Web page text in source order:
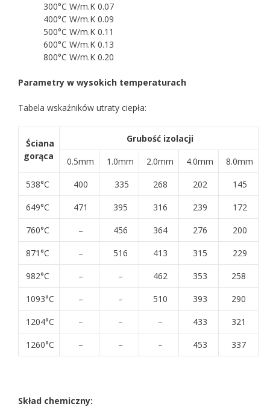
300°C W/m.K 0.07
400°C W/m.K 0.09
500°C W/m.K 0.11
600°C W/m.K 0.13
800°C W/m.K 0.20
Parametry w wysokich temperaturach
Tabela wskaźników utraty ciepła:
Ściana
gorąca
Grubość izolacji
0.5mm
1.0mm 2.0mm 4.0mm
8.0mm
538°C
400 335 268 202
145
649°C
471 395 316 239
172
760°C
– 456 364 276
200
871°C
– 516 413 315
229
982°C
– – 462 353
258
1093°C
– – 510 393
290
1204°C
– – – 433
321
1260°C
– – – 453 337
Skład chemiczny: